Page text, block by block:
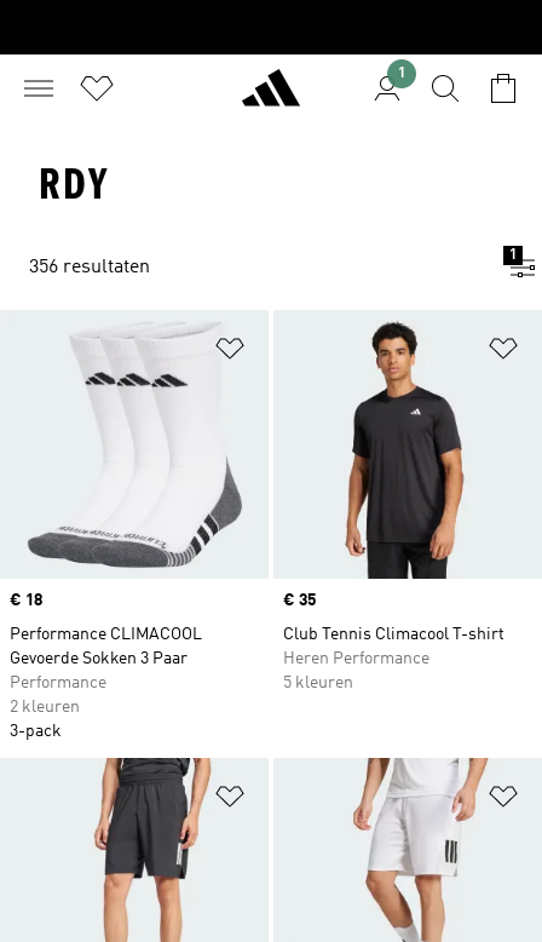
1
RDY
356 resultaten
1
Op verlanglijst zetten
Price
€ 18
Performance CLIMACOOL
Gevoerde Sokken 3 Paar
Performance
2 kleuren
3-pack
Price
€ 35
Club Tennis Climacool T-shirt
Heren Performance
5 kleuren
Op verlanglijst zetten